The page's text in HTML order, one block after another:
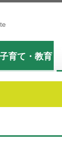
子育て・教育